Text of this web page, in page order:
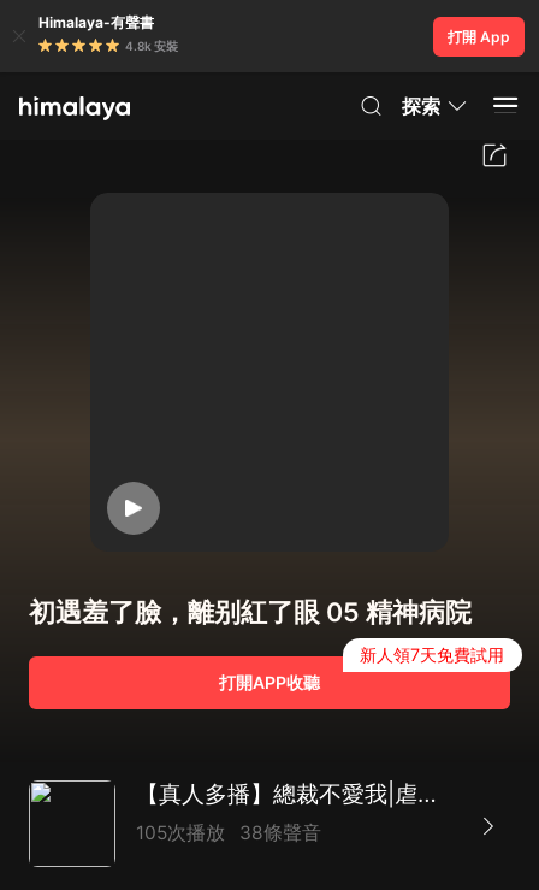
Himalaya-有聲書
4.8k 安裝
打開 App
探索
初遇羞了臉，離别紅了眼 05 精神病院
打開APP收聽
新人領7天免費試用
【真人多播】總裁不愛我|虐戀|霸總|強寵|都市言情 |初遇羞了臉，離别紅了眼
105次播放 38條聲音